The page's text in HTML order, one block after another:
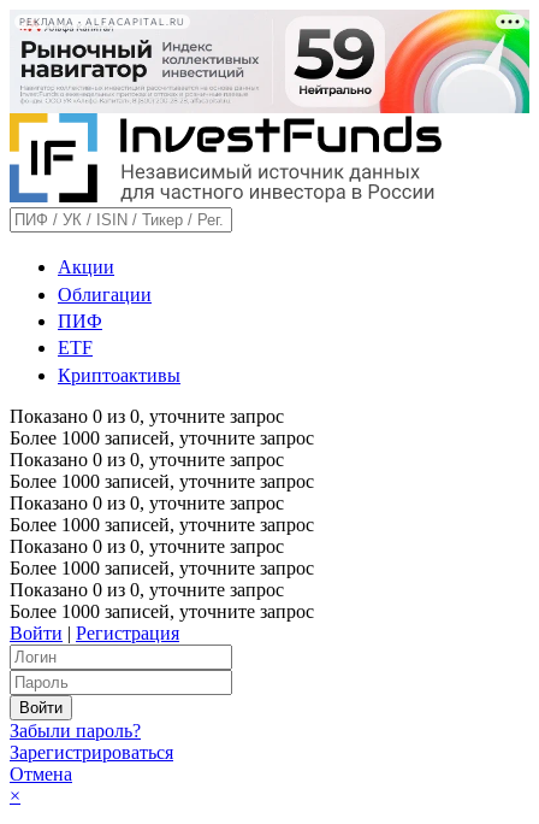
РЕКЛАМА • ALFACAPITAL.RU
Акции
Облигации
ПИФ
ETF
Криптоактивы
Показано 0 из 0, уточните запрос
Более 1000 записей, уточните запрос
Показано 0 из 0, уточните запрос
Более 1000 записей, уточните запрос
Показано 0 из 0, уточните запрос
Более 1000 записей, уточните запрос
Показано 0 из 0, уточните запрос
Более 1000 записей, уточните запрос
Показано 0 из 0, уточните запрос
Более 1000 записей, уточните запрос
Войти | Регистрация
Забыли пароль?
Зарегистрироваться
Отмена
×